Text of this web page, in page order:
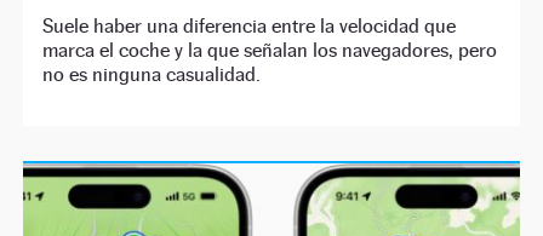
Suele haber una diferencia entre la velocidad que
marca el coche y la que señalan los navegadores, pero
no es ninguna casualidad.